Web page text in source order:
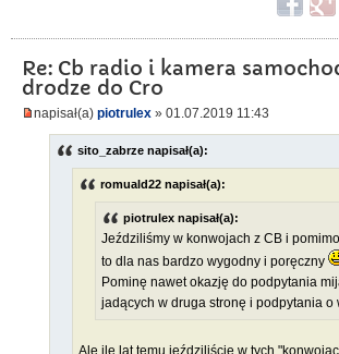
Re: Cb radio i kamera
drodze do Cro
napisał(a) piotrulex » 01.07.2019 11:43
sito_zabrze napisał(a):
romuald22 napisał(a):
piotrulex napisał(a):
Jeździliśmy w konwojach z CB i
to dla nas bardzo wygodny i poręczny
Pominę nawet okazję do podpytania
jadących w druga stronę i podpytania o
Ale ile lat temu jeździliście w tych